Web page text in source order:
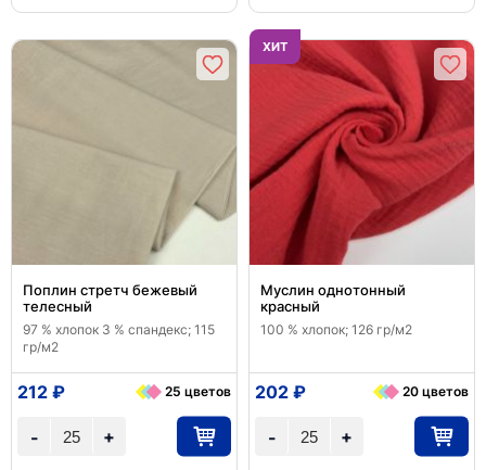
Поплин стретч бежевый
телесный
97 % хлопок 3 % спандекс; 115
гр/м2
+
-
212 ₽ 25 цветов
ХИТ
Муслин однотонный
красный
100 % хлопок; 126 гр/м2
+
-
202 ₽ 20 цветов